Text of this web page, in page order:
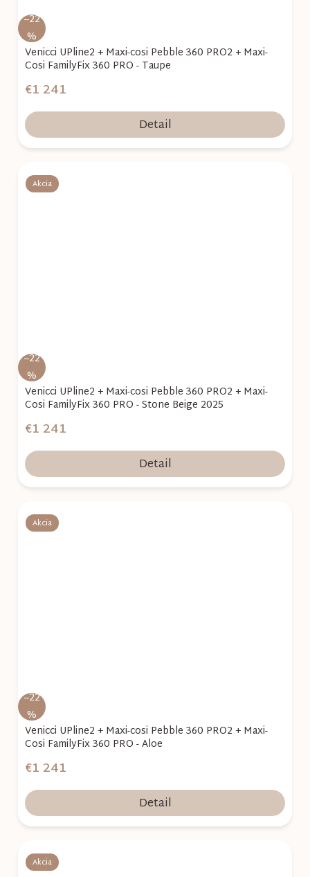
–22
%
Venicci UPline2 + Maxi-cosi Pebble 360 PRO2 + Maxi-
Cosi FamilyFix 360 PRO - Taupe
€1 241
Detail
Akcia
–22
%
Venicci UPline2 + Maxi-cosi Pebble 360 PRO2 + Maxi-
Cosi FamilyFix 360 PRO - Stone Beige 2025
€1 241
Detail
Akcia
–22
%
Venicci UPline2 + Maxi-cosi Pebble 360 PRO2 + Maxi-
Cosi FamilyFix 360 PRO - Aloe
€1 241
Detail
Akcia